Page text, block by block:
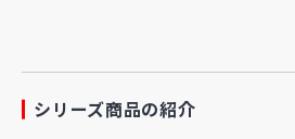
シリーズ商品の紹介